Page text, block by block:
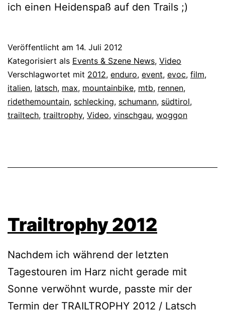
ich einen Heidenspaß auf den Trails ;)
Veröffentlicht am 14. Juli 2012
Kategorisiert als Events & Szene News, Video
Verschlagwortet mit 2012, enduro, event, evoc, film,
italien, latsch, max, mountainbike, mtb, rennen,
ridethemountain, schlecking, schumann, südtirol,
trailtech, trailtrophy, Video, vinschgau, woggon
Trailtrophy 2012
Nachdem ich während der letzten
Tagestouren im Harz nicht gerade mit
Sonne verwöhnt wurde, passte mir der
Termin der TRAILTROPHY 2012 / Latsch